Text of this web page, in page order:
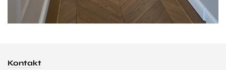
Kontakt